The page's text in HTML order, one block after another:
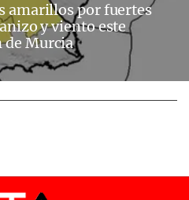
amarillos por fuertes
y viento este
de Murcia